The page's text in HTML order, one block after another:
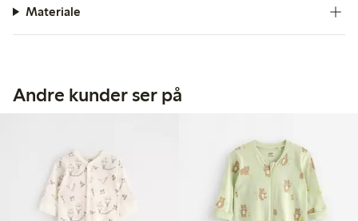
Materiale
Andre kunder ser på